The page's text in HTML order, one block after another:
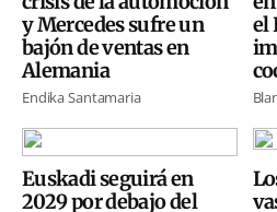
y Mercedes sufre un
bajón de ventas en
Alemania
Endika Santamaria
el
Euskadi seguirá en
2029 por debajo del